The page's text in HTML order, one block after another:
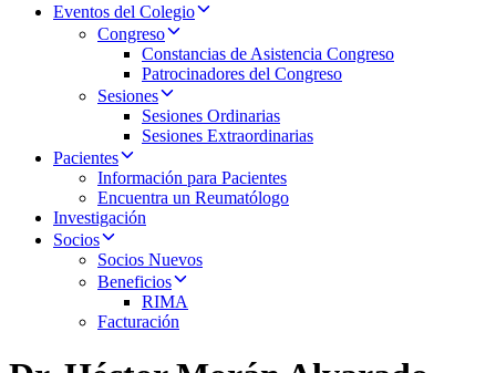
Eventos del Colegio
Congreso
Constancias de Asistencia Congreso
Patrocinadores del Congreso
Sesiones
Sesiones Ordinarias
Sesiones Extraordinarias
Pacientes
Información para Pacientes
Encuentra un Reumatólogo
Investigación
Socios
Socios Nuevos
Beneficios
RIMA
Facturación